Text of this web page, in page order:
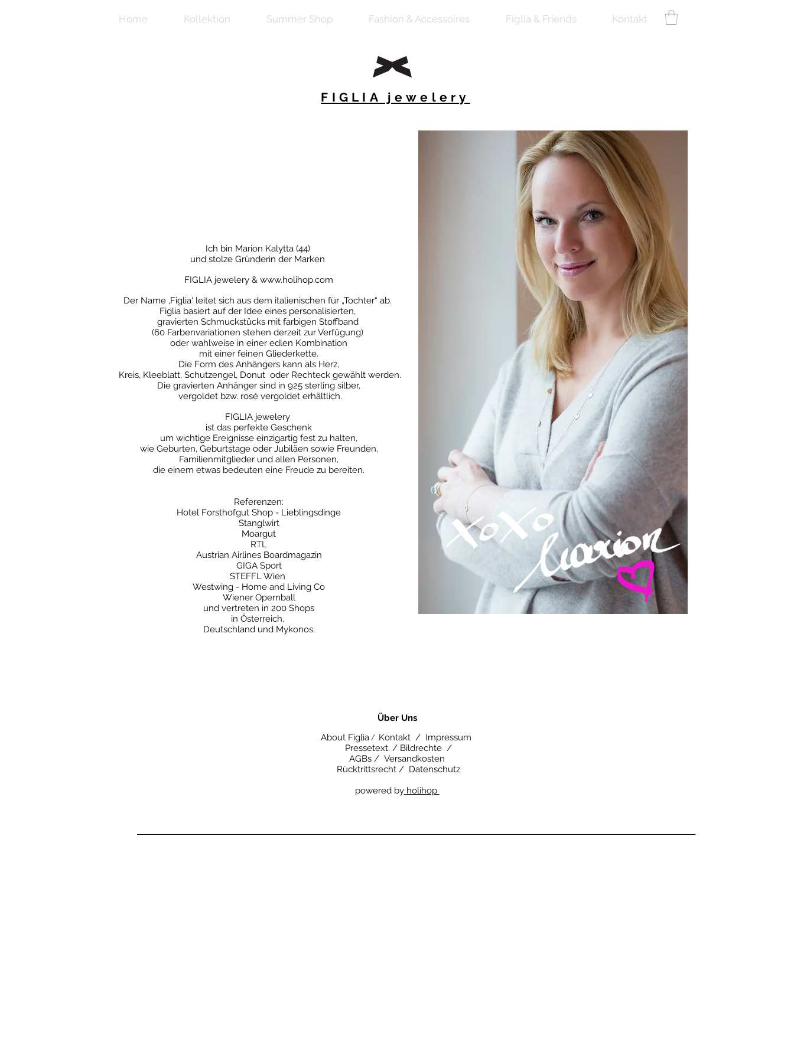
Home Kollektion Summer Shop Fashion & Accessoires Figlia & Friends Kontakt
FIGLIA jewelery
Ich bin Marion Kalytta (44)
und stolze Gründerin der Marken
FIGLIA jewelery & www.holihop.com
Der Name ‚Figlia‘ leitet sich aus dem italienischen für „Tochter“ ab.
Figlia basiert auf der Idee eines personalisierten,
gravierten Schmuckstücks mit farbigen Stoffband
(60 Farbenvariationen stehen derzeit zur Verfügung)
oder wahlweise in einer edlen Kombination
mit einer feinen Gliederkette.
Die Form des Anhängers kann als Herz,
Kreis, Kleeblatt, Schutzengel, Donut oder Rechteck gewählt werden.
Die gravierten Anhänger sind in 925 sterling silber,
vergoldet bzw. rosé vergoldet erhältlich.
FIGLIA jewelery
ist das perfekte Geschenk
um wichtige Ereignisse einzigartig fest zu halten,
wie Geburten, Geburtstage oder Jubiläen sowie Freunden,
Familienmitglieder und allen Personen,
die einem etwas bedeuten eine Freude zu bereiten.
Referenzen:
Hotel Forsthofgut Shop - Lieblingsdinge
Stanglwirt
Moargut
RTL
Austrian Airlines Boardmagazin
GIGA Sport
STEFFL Wien
Westwing - Home and Living Co
Wiener Opernball
und vertreten in 200 Shops
in Österreich,
Deutschland und Mykonos.
​Über Uns
About Figlia/ Kontakt / Impressum
Pressetext. / Bildrechte /
AGBs / Versandkosten
Rücktrittsrecht / Datenschutz
powered by holihop